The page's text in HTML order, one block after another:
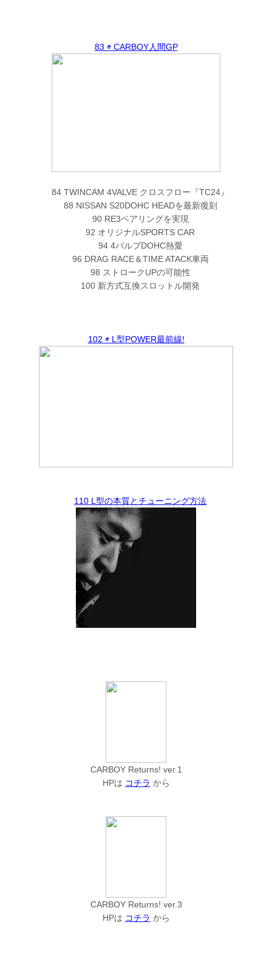
83 ◉ CARBOY人間GP
84 TWINCAM 4VALVE クロスフロー『TC24』
88 NISSAN S20DOHC HEADを最新復刻
90 RE3ベアリングを実現
92 オリジナルSPORTS CAR
94 4バルブDOHC熱愛
96 DRAG RACE＆TIME ATACK車両
98 ストロークUPの可能性
100 新方式互換スロットル開発
102 ◉ L型POWER最前線!
110 L型の本質とチューニング方法
CARBOY Returns! ver.1
HPは コチラ から
CARBOY Returns! ver.3
HPは コチラ から